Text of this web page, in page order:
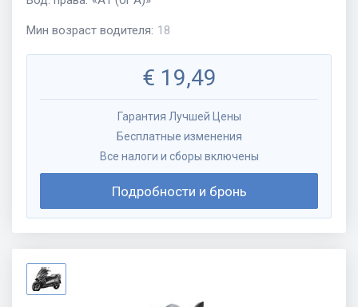
Мин возраст водителя: 18
€ 19,49
Гарантия Лучшей Цены
Бесплатные изменения
Все налоги и сборы включены
Подробности и бронь